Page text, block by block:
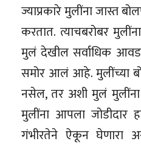
ज्याप्रकारे मुलींना जास्त
करतात. त्याचबरोबर
मुलं देखील सर्वाधिक
समोर आलं आहे. मुलींच्या
नसेल, तर अशी मुलं
मुलींना आपला
गंभीरतेने ऐकून घेणारा